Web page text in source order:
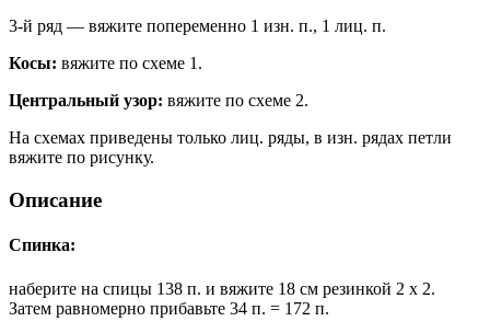
3-й ряд — вяжите попеременно 1 изн. п., 1 лиц. п.
Косы: вяжите по схеме 1.
Центральный узор: вяжите по схеме 2.
На схемах приведены только лиц. ряды, в изн. рядах петли
вяжите по рисунку.
Описание
Спинка:
наберите на спицы 138 п. и вяжите 18 см резинкой 2 x 2.
Затем равномерно прибавьте 34 п. = 172 п.